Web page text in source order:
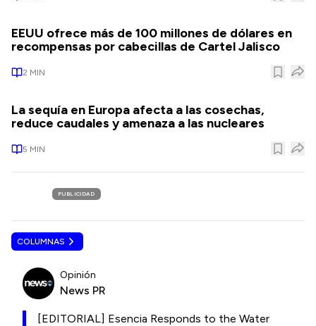
EEUU ofrece más de 100 millones de dólares en
recompensas por cabecillas de Cartel Jalisco
2 MIN
La sequía en Europa afecta a las cosechas,
reduce caudales y amenaza a las nucleares
5 MIN
PUBLICIDAD
COLUMNAS
Opinión
News PR
[EDITORIAL] Esencia Responds to the Water